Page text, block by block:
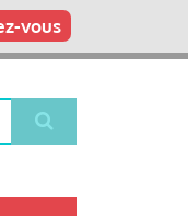
vous